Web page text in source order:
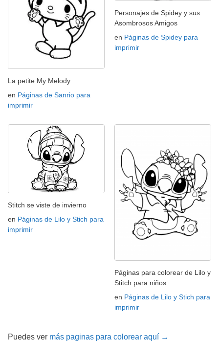
La petite My Melody
en Páginas de Sanrio para
imprimir
Personajes de Spidey y sus
Asombrosos Amigos
en Páginas de Spidey para
imprimir
Stitch se viste de invierno
en Páginas de Lilo y Stich para
imprimir
Páginas para colorear de Lilo y
Stitch para niños
en Páginas de Lilo y Stich para
imprimir
Puedes ver más paginas para colorear aquí →